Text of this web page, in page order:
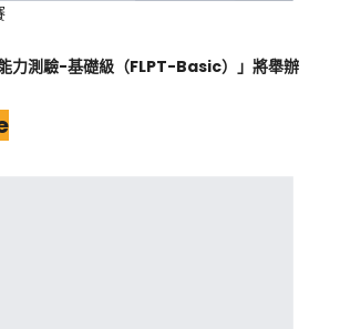
能力測驗-基礎級（FLPT-Basic）」將舉辦